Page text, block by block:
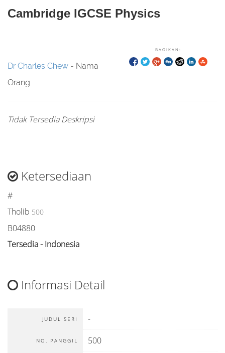
Cambridge IGCSE Physics
BAGIKAN:
Dr Charles Chew - Nama
Orang
Tidak Tersedia Deskripsi
Ketersediaan
#
Tholib 500
B04880
Tersedia - Indonesia
Informasi Detail
JUDUL SERI -
NO. PANGGIL 500